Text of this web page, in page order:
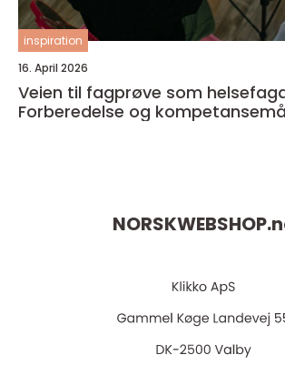
inspiration
16. April 2026
Veien til fagprøve som
Forberedelse og
NORSKWEBSHOP.